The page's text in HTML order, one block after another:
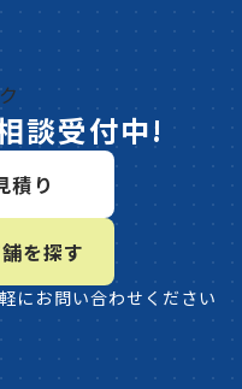
談受付中!
積り
を探す
にお問い合わせください